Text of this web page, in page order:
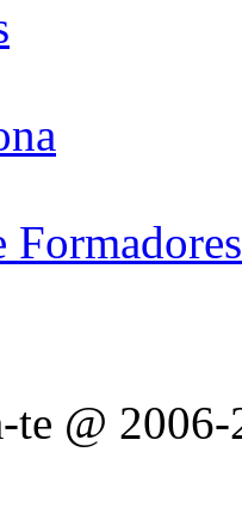
Formadores
te @